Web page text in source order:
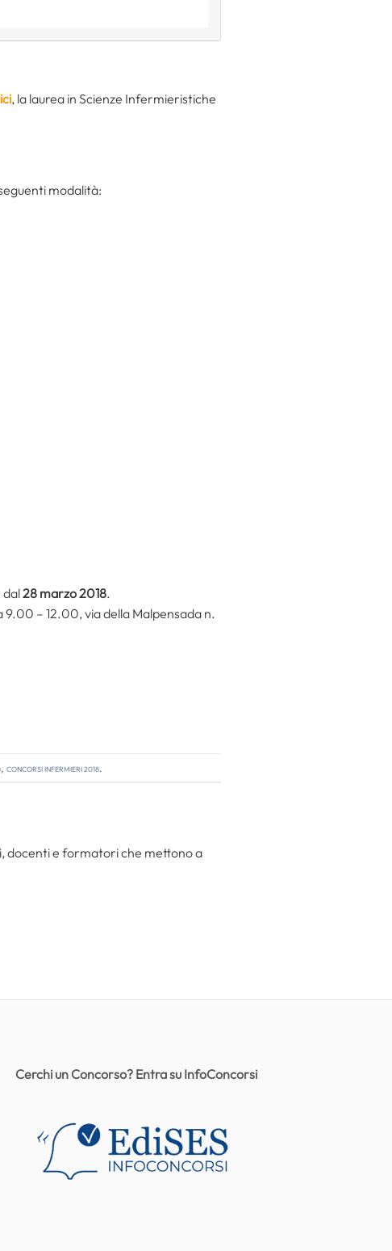
, la laurea in Scienze Infermieristiche
modalità:
dal28 marzo 2018.
– 12.00, via della Malpensada n.
, concorsi infermieri 2018.
docenti e formatori che mettono a
Cerchi un Concorso? Entra su InfoConcorsi